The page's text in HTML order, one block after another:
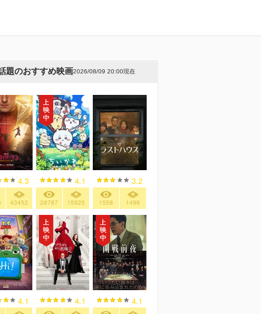
題のおすすめ映画2026/08/09 20:00現在
4.3
43452
4.1
28787 15925
3.2
1558 1496
4.1 4.1 4.1